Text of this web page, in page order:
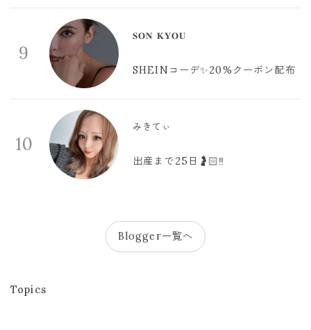
9
𝐒𝐎𝐍 𝐊𝐘𝐎𝐔
SHEINコーデ✨20%クーポン配布
10
みきてぃ
出産まで25日🤰🏻‼️
Blogger一覧へ
Topics